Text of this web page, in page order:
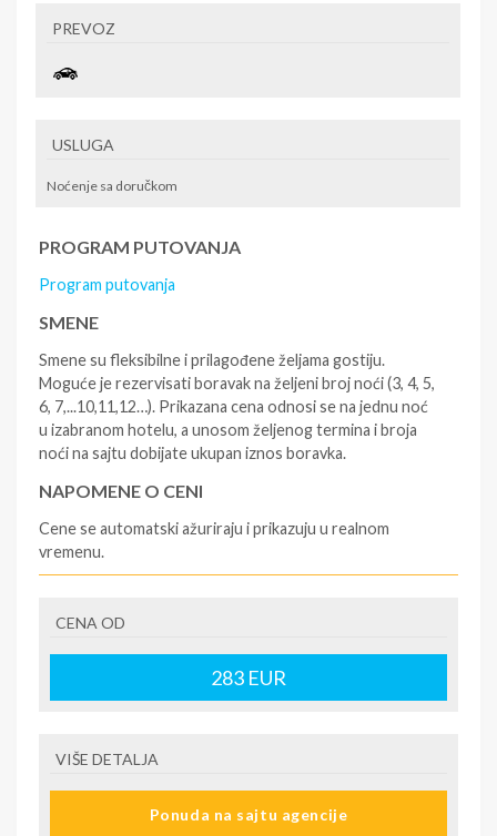
PREVOZ
USLUGA
Noćenje sa doručkom
PROGRAM PUTOVANJA
Program putovanja
SMENE
Smene su fleksibilne i prilagođene željama gostiju.
Moguće je rezervisati boravak na željeni broj noći (3, 4, 5,
6, 7,...10,11,12…). Prikazana cena odnosi se na jednu noć
u izabranom hotelu, a unosom željenog termina i broja
noći na sajtu dobijate ukupan iznos boravka.
NAPOMENE O CENI
Cene se automatski ažuriraju i prikazuju u realnom
vremenu.
- rezervisane i potvrđene usluge u izabranoj smeštajnoj
jedinici prema opisu - korišćenje hotelskih sadržaja
prema opisu - uslugu rezervacije - organizaciju
putovanja
krizu) na destinaciji, plaćaju se na recepciji
hotela/apartmana za hotele sa 1* i 2* i nekategorisane
CENA OD
283 EUR
VIŠE DETALJA
Ponuda na sajtu agencije